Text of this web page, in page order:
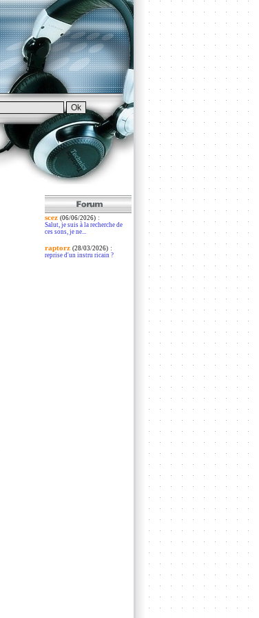
scez (06/06/2026):
Salut, je suis à la recherche de
ces sons, je ne...
raptorz (28/03/2026):
reprise d'un instru ricain ?